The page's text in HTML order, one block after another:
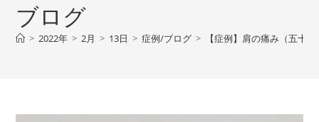
ブログ
> 2022年 > 2月 > 13日 > 症例/ブログ > 【症例】肩の痛み（五十